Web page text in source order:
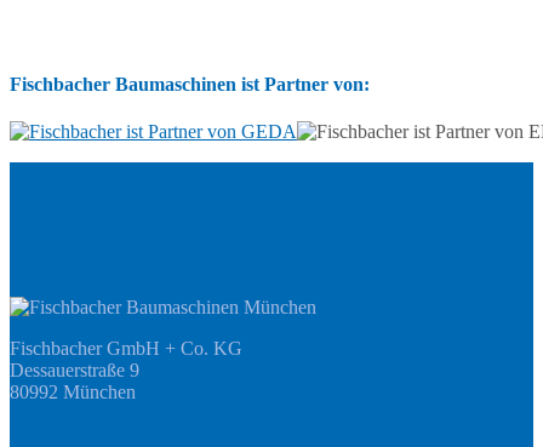
Fischbacher Baumaschinen ist Partner von:
Fischbacher GmbH + Co. KG
Dessauerstraße 9
80992 München